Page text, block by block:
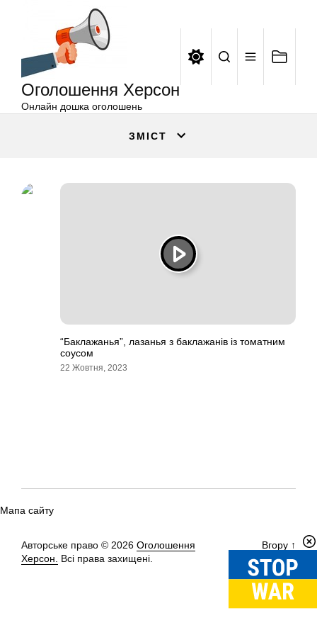
Оголошення Херсон
Онлайн дошка оголошень
ЗМІСТ
“Баклажанья”, лазанья з баклажанів із томатним
соусом
22 Жовтня, 2023
Мапа сайту
Авторське право © 2026 Оголошення
Херсон.
Всі права захищені.
Вгору ↑